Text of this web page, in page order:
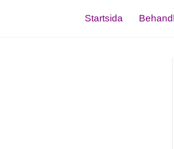
Startsida